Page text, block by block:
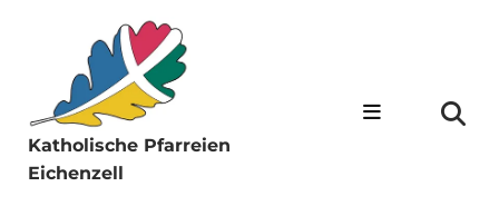
Katholische Pfarreien
Eichenzell